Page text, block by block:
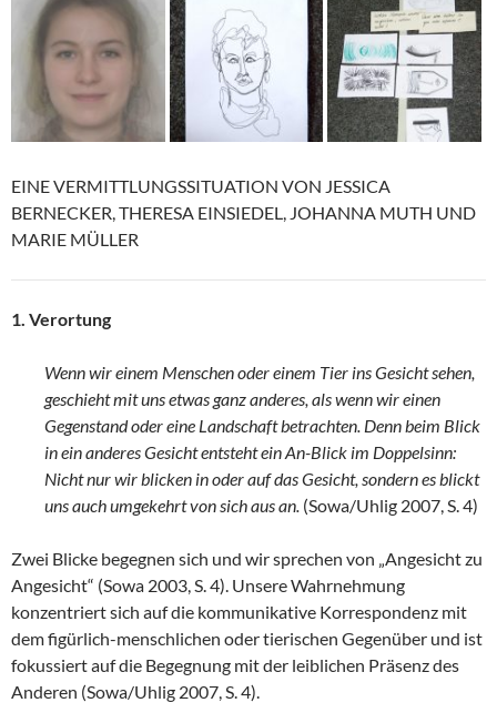
EINE VERMITTLUNGSSITUATION VON JESSICA
BERNECKER, THERESA EINSIEDEL, JOHANNA MUTH UND
MARIE MÜLLER
1. Verortung
Wenn wir einem Menschen oder einem Tier ins Gesicht sehen,
geschieht mit uns etwas ganz anderes, als wenn wir einen
Gegenstand oder eine Landschaft betrachten. Denn beim Blick
in ein anderes Gesicht entsteht ein An-Blick im Doppelsinn:
Nicht nur wir blicken in oder auf das Gesicht, sondern es blickt
uns auch umgekehrt von sich aus an. (Sowa/Uhlig 2007, S. 4)
Zwei Blicke begegnen sich und wir sprechen von „Angesicht zu
Angesicht“ (Sowa 2003, S. 4). Unsere Wahrnehmung
konzentriert sich auf die kommunikative Korrespondenz mit
dem figürlich-menschlichen oder tierischen Gegenüber und ist
fokussiert auf die Begegnung mit der leiblichen Präsenz des
Anderen (Sowa/Uhlig 2007, S. 4).